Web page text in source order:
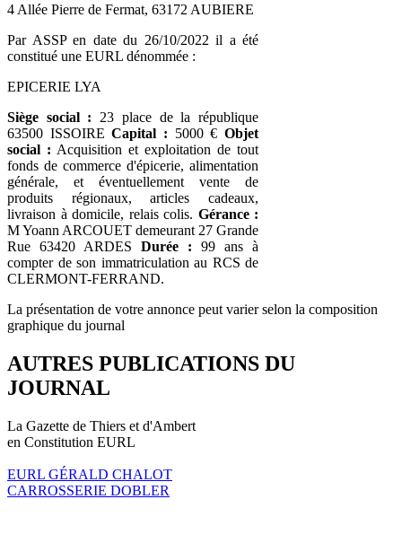
4 Allée Pierre de Fermat, 63172 AUBIERE
Par ASSP en date du 26/10/2022 il a été
constitué une EURL dénommée :
EPICERIE LYA
Siège social : 23 place de la république
63500 ISSOIRECapital : 5000 €Objet
social : Acquisition et exploitation de tout
fonds de commerce d'épicerie, alimentation
générale, et éventuellement vente de
produits régionaux, articles cadeaux,
livraison à domicile, relais colis. Gérance :
M Yoann ARCOUET demeurant 27 Grande
Rue 63420 ARDES Durée : 99 ans à
compter de son immatriculation au RCS de
CLERMONT-FERRAND.
La présentation de votre annonce peut varier selon la composition
graphique du journal
AUTRES PUBLICATIONS DU
JOURNAL
La Gazette de Thiers et d'Ambert
en Constitution EURL
EURL GÉRALD CHALOT
CARROSSERIE DOBLER